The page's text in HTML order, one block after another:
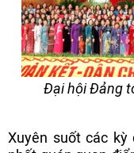
Đại hội Đảng
Xuyên suốt các kỳ